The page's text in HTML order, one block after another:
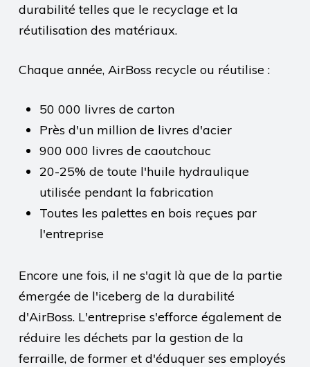
durabilité telles que le recyclage et la
réutilisation des matériaux.
Chaque année, AirBoss recycle ou réutilise :
50 000 livres de carton
Près d'un million de livres d'acier
900 000 livres de caoutchouc
20-25% de toute l'huile hydraulique
utilisée pendant la fabrication
Toutes les palettes en bois reçues par
l'entreprise
Encore une fois, il ne s'agit là que de la partie
émergée de l'iceberg de la durabilité
d'AirBoss. L'entreprise s'efforce également de
réduire les déchets par la gestion de la
ferraille, de former et d'éduquer ses employés